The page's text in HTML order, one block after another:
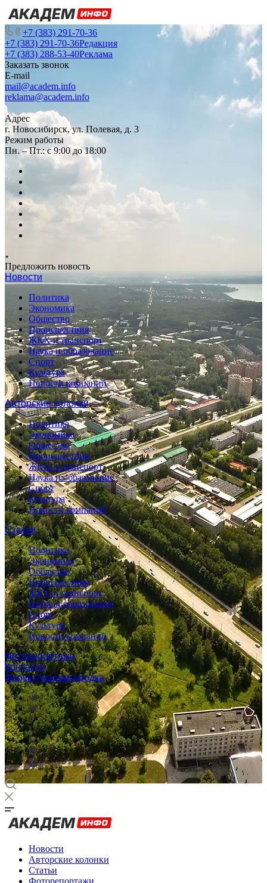
+7 (383) 291-70-36
+7 (383) 291-70-36Редакция
+7 (383) 288-53-40Реклама
Заказать звонок
E-mail
mail@academ.info
reklama@academ.info
Адрес
г. Новосибирск, ул. Полевая, д. 3
Режим работы
Пн. – Пт.: с 9:00 до 18:00
Предложить новость
Новости
Политика
Экономика
Общество
Происшествия
ЖКХ и транспорт
Наука и образование
Спорт
Культура
Новости компаний
Авторские колонки
Политика
Экономика
Общество
Происшествия
ЖКХ и транспорт
Наука и образование
Спорт
Культура
Новости компаний
Статьи
Политика
Экономика
Общество
Происшествия
ЖКХ и транспорт
Наука и образование
Спорт
Культура
Новости компаний
Фоторепортажи
Контакты
Форум Академгородка
Новости
Авторские колонки
Статьи
Фоторепортажи